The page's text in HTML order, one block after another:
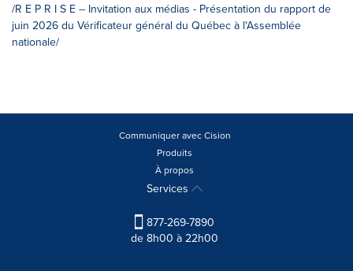
/R E P R I S E -- Invitation aux médias - Présentation du rapport de
juin 2026 du Vérificateur général du Québec à l'Assemblée
nationale/
Communiquer avec Cision
Produits
À propos
Services
877-269-7890
de 8h00 à 22h00